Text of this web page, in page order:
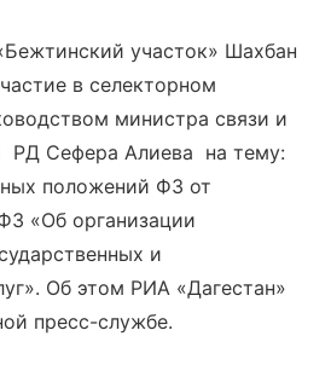
участок» Шахбан
в селекторном
министра связи и
РД Сефера Алиева на тему:
положений ФЗ от
«Об организации
и
Об этом РИА «Дагестан»
пресс-службе.